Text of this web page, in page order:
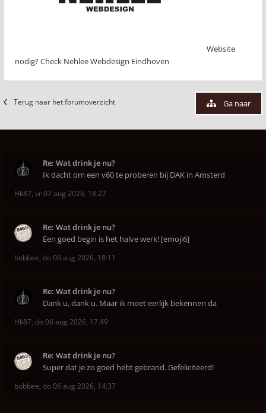
Website
nodig? Check Nehlee Webdesign Eindhoven
Terug naar het forumoverzicht Ga naar
Re: Wat drink je nu?
Ik dacht om een v60 te proberen bij DAK in Amsterd
Hk87, vr 07 aug 2026, 18:27
Re: Wat drink je nu?
Een goed begin is het halve werk! [emoji6]
bobbee, do 06 aug 2026, 18:11
Re: Wat drink je nu?
Dank u, dank u. Maar ik moet eerlijk bekennen da
Hk87, do 06 aug 2026, 17:49
Re: Wat drink je nu?
Super dat je zo goed hebt gebrand. Gefeliciteerd!
bobbee, do 06 aug 2026, 14:37